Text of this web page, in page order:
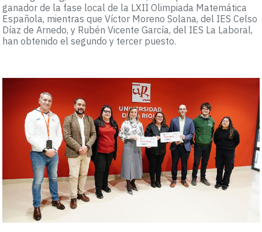
ganador de la fase local de la LXII Olimpiada Matemática
Española, mientras que Víctor Moreno Solana, del IES Celso
Díaz de Arnedo, y Rubén Vicente García, del IES La Laboral,
han obtenido el segundo y tercer puesto.